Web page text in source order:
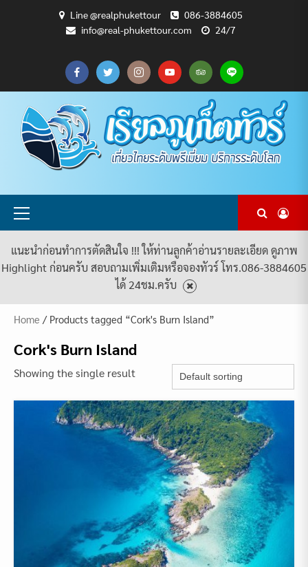
Line @realphukettour
086-3884605
info@real-phukettour.com
24/7
CART
CHECKOUT
MY
ACCOUNT
SAMPLE
PAGE
ทัวร์
ทั้งหมด
บทความ
ท่อง
เที่ยว
ยินดี
ต้อนรับ
สู่
PHUKET
TOUR
เกี่ยว
กับ
เรา
แพ็คเกจ
ทัวร์
ทั้งหมด
Primary
แนะนำก่อนทำการตัดสินใจ !!! ให้ท่านลูกค้าอ่านรายละเอียด ดูภาพ
Highlight ก่อนครับ สอบถามเพิ่มเติมหรือจองทัวร์ โทร.086-3884605
ได้ 24ชม.ครับ
Home / Products tagged “Cork's Burn Island”
Cork's Burn Island
Showing the single result